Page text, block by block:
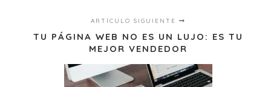
ARTÍCULO SIGUIENTE
TU PÁGINA WEB NO ES UN LUJO: ES TU
MEJOR VENDEDOR